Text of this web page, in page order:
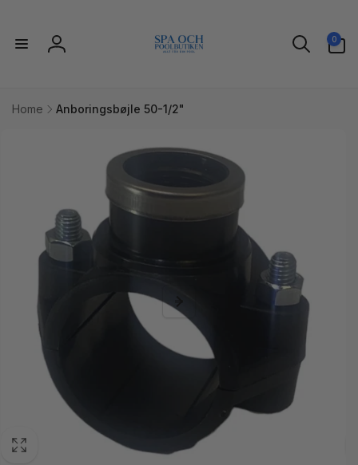
Log
0
varer
Home
Anboringsbøjle 50-1/2"